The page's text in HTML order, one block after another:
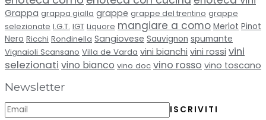
Grappa grappa gialla grappe grappe del trentino grappe
selezionate I.G.T. IGT Liquore mangiare a como Merlot Pinot
Nero Ricchi Rondinella Sangiovese Sauvignon spumante
Vignaioli Scansano Villa de Varda vini bianchi vini rossi vini
selezionati vino bianco vino doc vino rosso vino toscano
Newsletter